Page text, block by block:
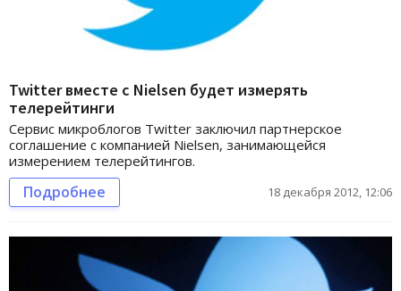
Twitter вместе с Nielsen будет измерять
телерейтинги
Сервис микроблогов Twitter заключил партнерское
соглашение с компанией Nielsen, занимающейся
измерением телерейтингов.
Подробнее 18 декабря 2012, 12:06